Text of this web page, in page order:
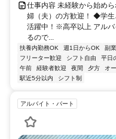
仕事内容 未経験から始め
婦（夫）の方歓迎！ ◆学生
活躍中！※高卒以上 アルバ
るので...
扶養内勤務OK 週1日からOK 副
フリーター歓迎
シフト自由 平日
午前
経験者歓迎 夜間 夕方 オ
駅近5分以内
シフト制
アルバイト・パート